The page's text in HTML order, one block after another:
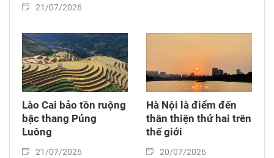
21/07/2026
Lào Cai bảo tồn ruộng
bậc thang Púng
Luông
21/07/2026
Hà Nội là điểm đến
thân thiện thứ hai trên
thế giới
20/07/2026